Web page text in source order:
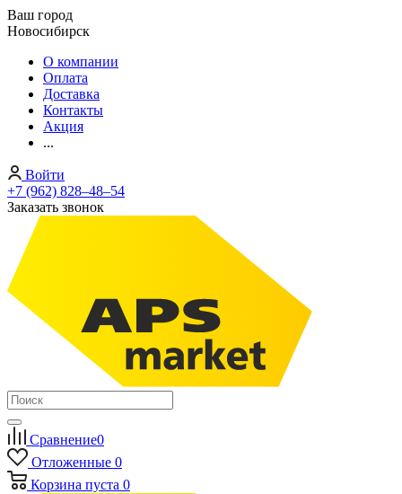
Ваш город
Новосибирск
О компании
Оплата
Доставка
Контакты
Акция
...
Войти
+7 (962) 828‒48‒54
Заказать звонок
Сравнение0
Отложенные 0
Корзина пуста 0